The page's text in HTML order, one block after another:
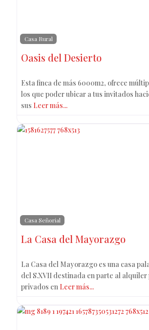
Casa Rural
Oasis del Desierto
Esta finca de más 6000m2, ofrece
los que poder ubicar a tus invitados
sus Leer más...
Casa Señorial
La Casa del Mayorazgo
La Casa del Mayorazgo es una casa
del S.XVII destinada en parte al alquiler
privados en Leer más...